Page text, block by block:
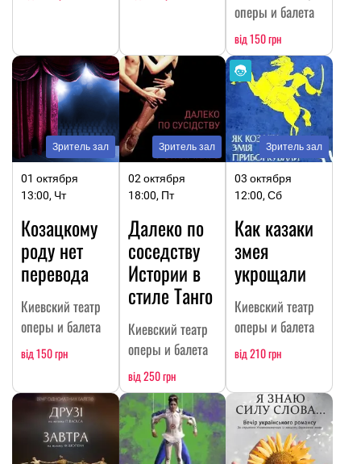
оперы и балета
від 150 грн
Зритель зал
01 октября
13:00, Чт
Козацкому
роду нет
перевода
Киевский театр
оперы и балета
від 150 грн
Зритель зал
02 октября
18:00, Пт
Далеко по
соседству
Истории в
стиле Танго
Киевский театр
оперы и балета
від 250 грн
Зритель зал
03 октября
12:00, Сб
Как казаки
змея
укрощали
Киевский театр
оперы и балета
від 210 грн